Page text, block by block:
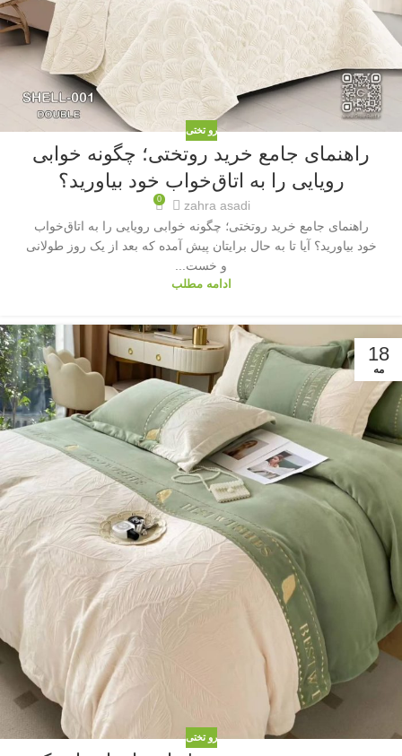
رو تختی
راهنمای جامع خرید روتختی؛ چگونه خوابی
رویایی را به اتاق‌خواب خود بیاورید؟
zahra asadi
0
راهنمای جامع خرید روتختی؛ چگونه خوابی رویایی را به اتاق‌خواب
خود بیاورید؟ آیا تا به حال برایتان پیش آمده که بعد از یک روز طولانی
و خست...
ادامه مطلب
18
مه
رو تختی